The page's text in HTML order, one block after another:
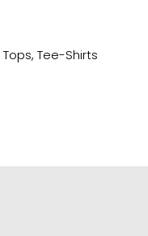
Tops, Tee-Shirts